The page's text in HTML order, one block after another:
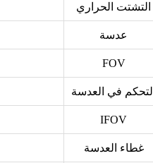
التشتت الحراري
عدسة
FOV
التحكم في العدسة
IFOV
غطاء العدسة